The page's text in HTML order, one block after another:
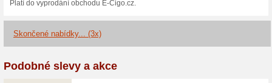
Pokračovat na